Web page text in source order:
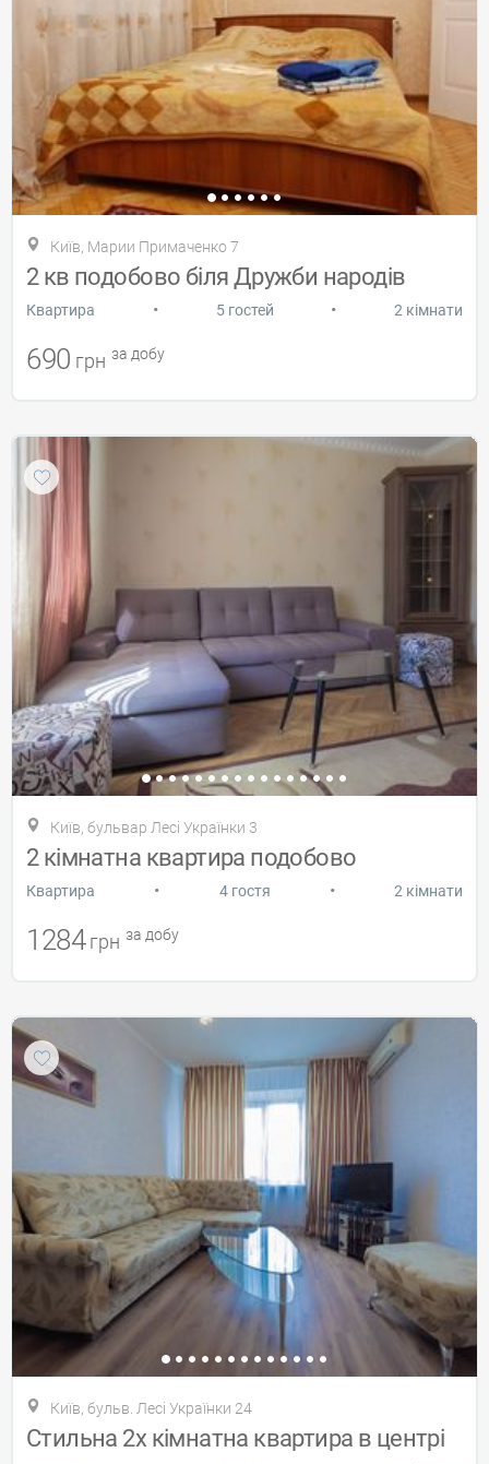
Київ, Марии Примаченко 7
2 кв подобово біля Дружби народів
Квартира • 5 гостей • 2 кімнати
690 грн за добу
Київ, бульвар Лесі Українки 3
2 кімнатна квартира подобово
Квартира • 4 гостя • 2 кімнати
1284 грн за добу
Київ, бульв. Лесі Українки 24
Стильна 2х кімнатна квартира в центрі